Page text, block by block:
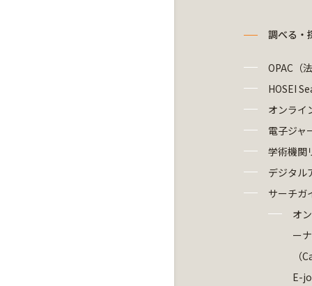
調べる・
OPAC（
HOSEI
オンライ
電子ジャ
学術機関
デジタル
サーチガ
オ
ー
（
E-